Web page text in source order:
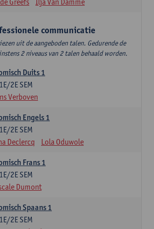
communicatie
uit de aangeboden talen. Gedurende de
2 niveaus van 2 talen behaald worden.
Duits 1
1E/2E SEM
Verboven
Engels 1
1E/2E SEM
Declercq Lola Oduwole
Frans 1
1E/2E SEM
Dumont
Spaans 1
1E/2E SEM